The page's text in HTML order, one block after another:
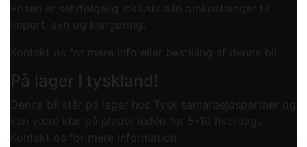
Prisen er selvfølgelig inklusiv alle omkostninger til
import, syn og klargøring.
Kontakt os for mere info eller bestilling af denne bil
På lager I tyskland!
Denne bil står på lager hos Tysk samarbejdspartner og
kan være klar på plader inden for 5-10 hverdage.
Kontakt os for mere information